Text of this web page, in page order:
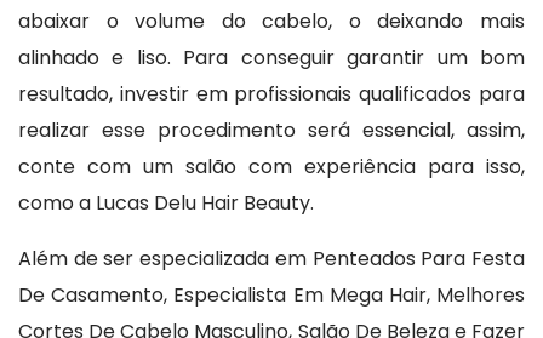
abaixar o volume do cabelo, o deixando mais
alinhado e liso. Para conseguir garantir um bom
resultado, investir em profissionais qualificados para
realizar esse procedimento será essencial, assim,
conte com um salão com experiência para isso,
como a Lucas Delu Hair Beauty.
Além de ser especializada em Penteados Para Festa
De Casamento, Especialista Em Mega Hair, Melhores
Cortes De Cabelo Masculino, Salão De Beleza e Fazer